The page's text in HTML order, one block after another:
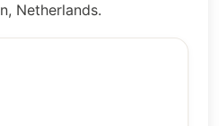
Netherlands.